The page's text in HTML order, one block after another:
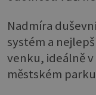
Nadmíra
systém a
venku, ideálně
městském